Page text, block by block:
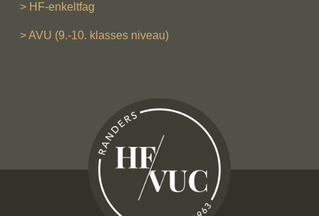
> HF-enkeltfag
> AVU (9.-10. klasses niveau)